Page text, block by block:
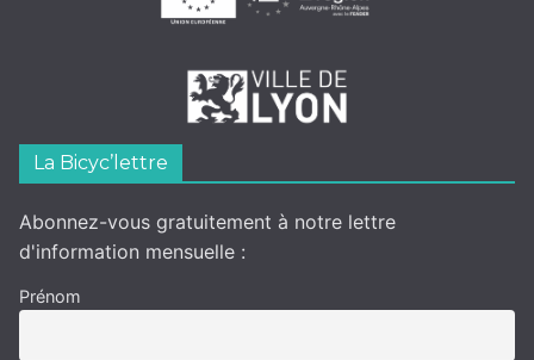
La Bicyc’lettre
Abonnez-vous gratuitement à notre lettre
d'information mensuelle :
Prénom